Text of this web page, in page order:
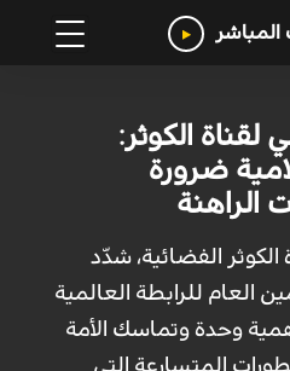
المباشر
لقناة الكوثر:
ضرورة
الراهنة
الفضائية، شدّد
العام للرابطة العالمية
وحدة وتماسك الأمة